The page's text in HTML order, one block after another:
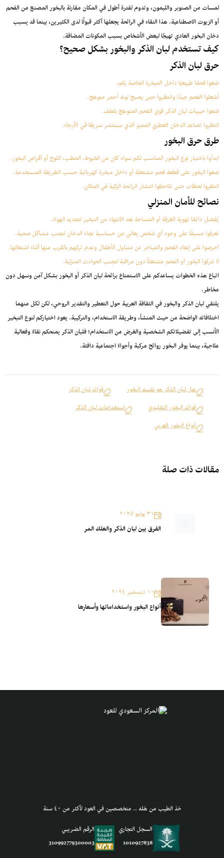
لمسات من الصنوبر والليمون، وتدوم لفترة أطول في المكان مقارنة بالبخور المصنع من الفحم
أو الزيوت الاصطناعية. هذا النقاء في الرائحة يجعلها أكثر قبولًا لدى الكثيرين، بينما قد يسبب
دخان البخور العادي تهيجًا لبعض الأشخاص بسبب المكونات المضافة.
كيف تستخدم لبان الذكر والبخور بشكل صحيح؟
حرق لبان الذكر
ضعوا فحمًا طبيعيًا داخل المبخرة الخاصة بكم.
أشعلوا الفحم جيدًا وانتظروا حتى يصبح لونه أحمر متوهج.
ضعوا حبيبات لبان الذكر فوق الفحم المتوهج بلطف.
انتظروا تصاعد الدخان العطري المميز الذي سينتشر سريعًا في الأرجاء.
طرق حرق البخور
ابدأوا باختيار نوع البخور المناسب لكم سواء كان من الخيوط، الحطب، اللوح أو أقراص البخور.
ضعوا البخور على قطعة فحم مشتعلة أو داخل مبخرة كهربائية حسب الطريقة المستخدمة.
انتظروا لحظات حتى تلاحظوا انتشار الرائحة الزكية في المكان.
نصائح للأمان المنزلي
يُفضل دائمًا تهوية الغرفة أو المساحة بعد الانتهاء من التبخير لتجديد الهواء.
تعرفوا مسبقًا على وجود أي شخص يعاني من حساسية تجاه الدخان لتجنب مشاكل صحية.
احرصوا على إبعاد الفحم والمباخر عن متناول الأطفال وعدم تركهم بالقرب منها أثناء اشتعالها.
لا تتركوا البخور أو الفحم مشتعلاً دون مراقبة لتجنب الحوادث المنزلية.
اتباع هذه الخطوات يساعدكم على الاستمتاع برائحة لبان الذكر أو البخور بشكل آمن وسهل دون
مخاطر.
يلتقي لبان الذكر والبخور في الثقافة العربية حول التعطير والتقدير الروحي، لكن لكل منهما
اختلافاته الواضحة من حيث المنشأ، وطريقة الاستخدام، والتركيبة. يعود اختياركم لنوع التبخير
الأنسب إلى تفضيلاتكم الشخصية والغرض من الاستخدام؛ فلبان الذكر يمنحكم نقاءً وفعالية
علاجية، بينما يوفر البخور روائح مركبة وأجواءً اجتماعية دافئة.
هل لبان الذكر هو نفسه البخور
فوائد لبان الذكر
فوائد البخور التقليدي
استخدامات لبان الذكر
أنواع البخور العربي
مقالات ذات صلة
٣١ يوليو ٢٠٢٥
الفرق بين لبان الذكر والعلك المر
١٠ ديسمبر ٢٠٢٤
أنواع البخور واستخداماتها وأسعارها
خذ الطيب من هَله .. متخصصين في العود لأكثر من ٤٠ سنة
السجل التجاري
1010927838
الرقم الضريبي
310992779300003